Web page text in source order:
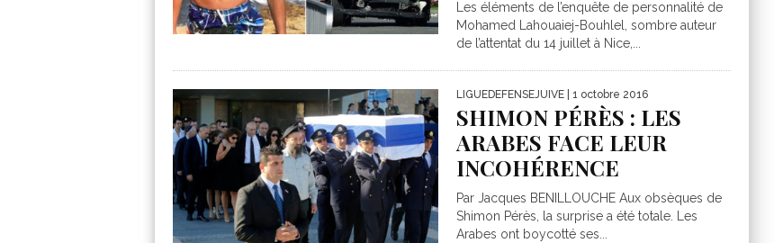
Les éléments de l’enquête de personnalité de
Mohamed Lahouaiej-Bouhlel, sombre auteur
de l’attentat du 14 juillet à Nice,...
LIGUEDEFENSEJUIVE | 1 octobre 2016
SHIMON PÉRÈS : LES
ARABES FACE LEUR
INCOHÉRENCE
Par Jacques BENILLOUCHE Aux obsèques de
Shimon Pérès, la surprise a été totale. Les
Arabes ont boycotté ses...